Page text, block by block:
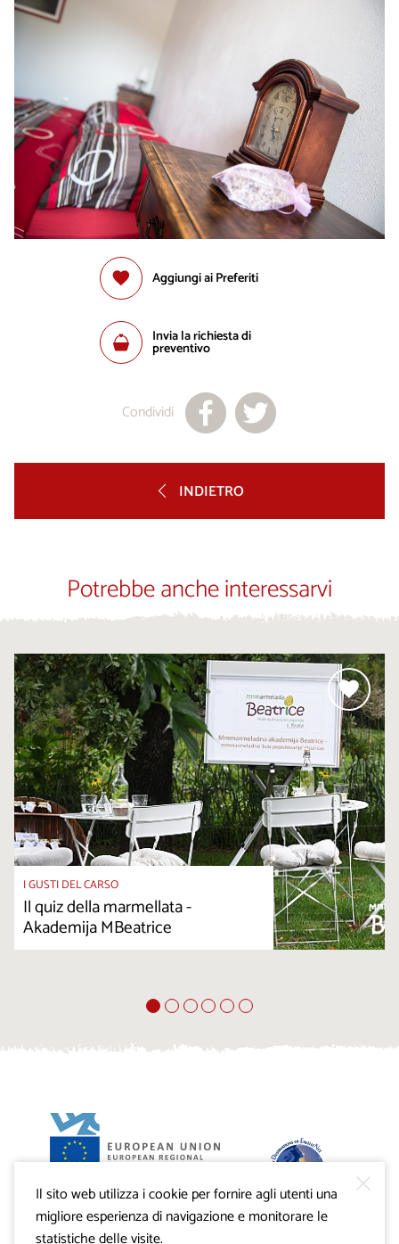
Aggiungi ai Preferiti
Invia la richiesta di
preventivo
Condividi
INDIETRO
Potrebbe anche interessarvi
I GUSTI DEL CARSO
Il quiz della marmellata -
Akademija MBeatrice
Progetto VisitKras. L’investimento è cofinanziato dalla
Repubblica di Slovenia e dal Fondo europeo di sviluppo
regionale dell’Unione Europea.
Il sito web utilizza i cookie per fornire agli utenti una
migliore esperienza di navigazione e monitorare le
statistiche delle visite.